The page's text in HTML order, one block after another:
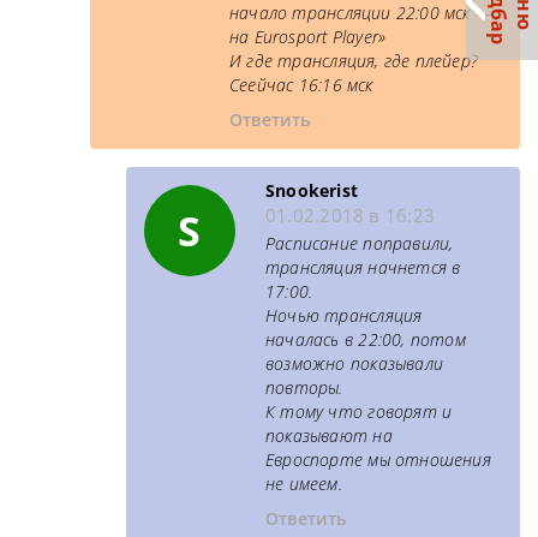
начало трансляции 22:00 мск —
на Eurosport Player»
И где трансляция, где плейер?
Сеейчас 16:16 мск
Ответить
S
Snookerist
01.02.2018 в 16:23
Расписание поправили,
трансляция начнется в
17:00.
Ночью трансляция
началась в 22:00, потом
возможно показывали
повторы.
К тому что говорят и
показывают на
Евроспорте мы отношения
не имеем.
Ответить